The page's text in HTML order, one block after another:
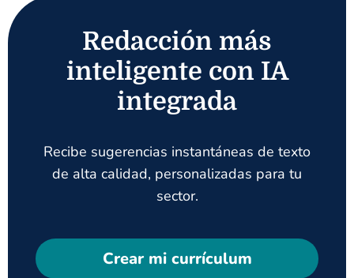
Redacción más
inteligente con IA
integrada
Recibe sugerencias instantáneas de texto
de alta calidad, personalizadas para tu
sector.
Crear mi currículum